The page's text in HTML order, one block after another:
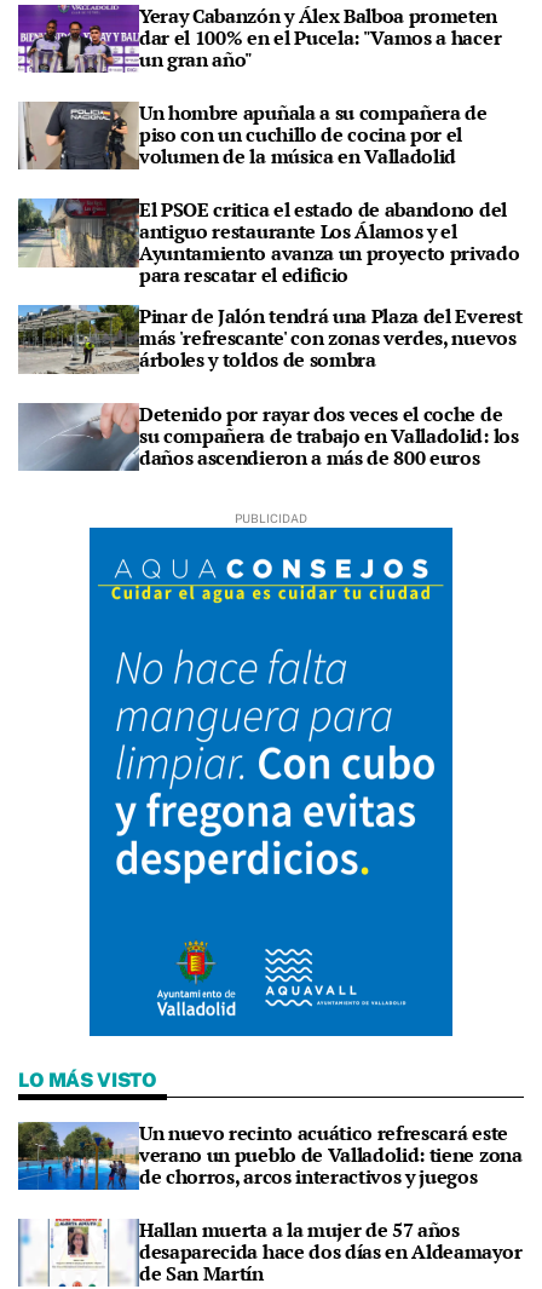
Yeray Cabanzón y Álex Balboa prometen
dar el 100% en el Pucela: "Vamos a hacer
un gran año"
Un hombre apuñala a su compañera de
piso con un cuchillo de cocina por el
volumen de la música en Valladolid
El PSOE critica el estado de abandono del
antiguo restaurante Los Álamos y el
Ayuntamiento avanza un proyecto privado
para rescatar el edificio
Pinar de Jalón tendrá una Plaza del Everest
más 'refrescante' con zonas verdes, nuevos
árboles y toldos de sombra
Detenido por rayar dos veces el coche de
su compañera de trabajo en Valladolid: los
daños ascendieron a más de 800 euros
LO MÁS VISTO
Un nuevo recinto acuático refrescará este
verano un pueblo de Valladolid: tiene zona
de chorros, arcos interactivos y juegos
Hallan muerta a la mujer de 57 años
desaparecida hace dos días en Aldeamayor
de San Martín